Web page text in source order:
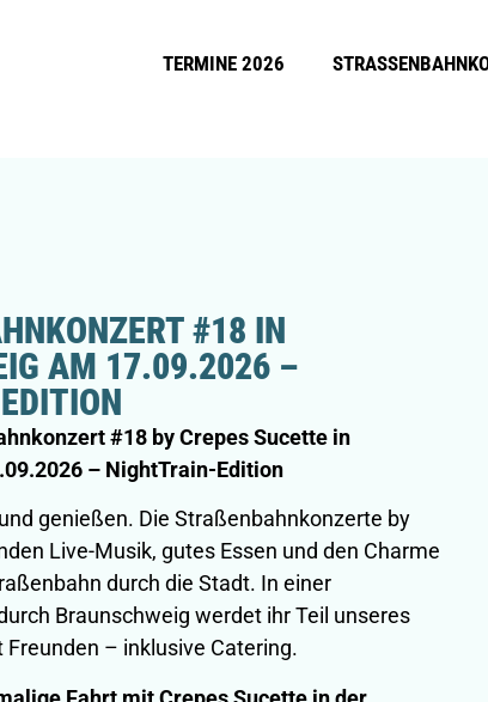
TERMINE 2026
#18 IN B
AM 17.09.2026 – N
#18 by Crepes Sucette in
– NightTrain-Edition
genießen. Die Straßenbahnkonzerte by
Live-Musik, gutes Essen und den Charme
durch die Stadt. In einer
Braunschweig werdet ihr Teil unseres
– inklusive Catering.